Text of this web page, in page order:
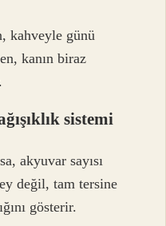
kahveyle günü
kanın biraz
sistemi
akyuvar sayısı
değil, tam tersine
gösterir.